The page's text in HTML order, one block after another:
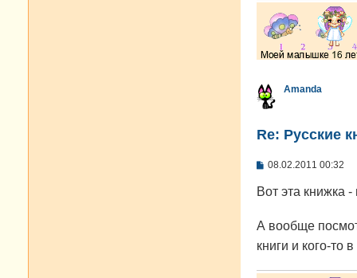
Amanda
Re: Русские
С
о
б
н
и
е
08.02.2011 00:32
Вот эта книжка
А вообще
книги и кого-то